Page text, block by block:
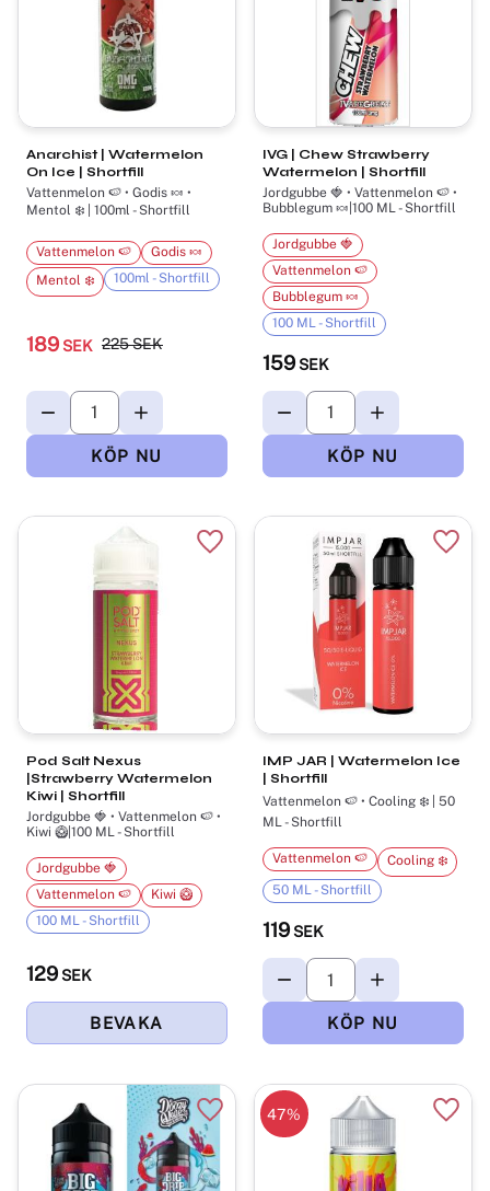
Anarchist | Watermelon
On Ice | Shortfill
Vattenmelon 🍉 • Godis 🍬 •
Mentol ❄️ | 100ml - Shortfill
189 SEK 225SEK
Vattenmelon 🍉
Godis 🍬
Mentol ❄️
100ml - Shortfill
IVG | Chew Strawberry
Watermelon | Shortfill
Jordgubbe 🍓 • Vattenmelon 🍉 •
Bubblegum 🍬|100 ML - Shortfill
159 SEK
Jordgubbe 🍓
Vattenmelon 🍉
Bubblegum 🍬
100 ML - Shortfill
Pod Salt Nexus
|Strawberry Watermelon
Kiwi | Shortfill
Jordgubbe 🍓 • Vattenmelon 🍉 •
Kiwi 🥝|100 ML - Shortfill
129 SEK
Jordgubbe 🍓
Vattenmelon 🍉
Kiwi 🥝
100 ML - Shortfill
Lägg till i favoriter
IMP JAR | Watermelon Ice
| Shortfill
Vattenmelon 🍉 • Cooling ❄️ | 50
ML - Shortfill
119 SEK
Vattenmelon 🍉
Cooling ❄️
50 ML - Shortfill
Lägg till i favoriter
47%